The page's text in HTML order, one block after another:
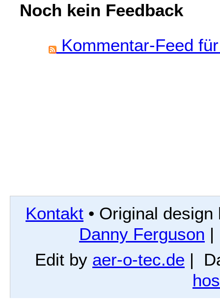
Noch kein Feedback
Kommentar-Feed
Kontakt • Original
Danny Ferguson |
Edit by aer-o-tec.de |